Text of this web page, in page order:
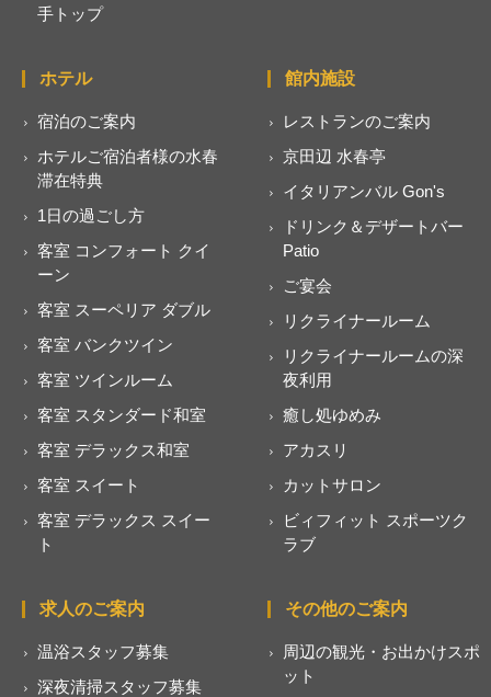
手トップ
ホテル
宿泊のご案内
ホテルご宿泊者様の水春
滞在特典
1日の過ごし方
客室 コンフォート クイ
ーン
客室 スーペリア ダブル
客室 バンクツイン
客室 ツインルーム
客室 スタンダード和室
客室 デラックス和室
客室 スイート
客室 デラックス スイー
ト
館内施設
レストランのご案内
京田辺 水春亭
イタリアンバル Gon's
ドリンク＆デザートバー
Patio
ご宴会
リクライナールーム
リクライナールームの深
夜利用
癒し処ゆめみ
アカスリ
カットサロン
ビィフィット スポーツク
ラブ
求人のご案内
温浴スタッフ募集
深夜清掃スタッフ募集
その他のご案内
周辺の観光・お出かけスポ
ット